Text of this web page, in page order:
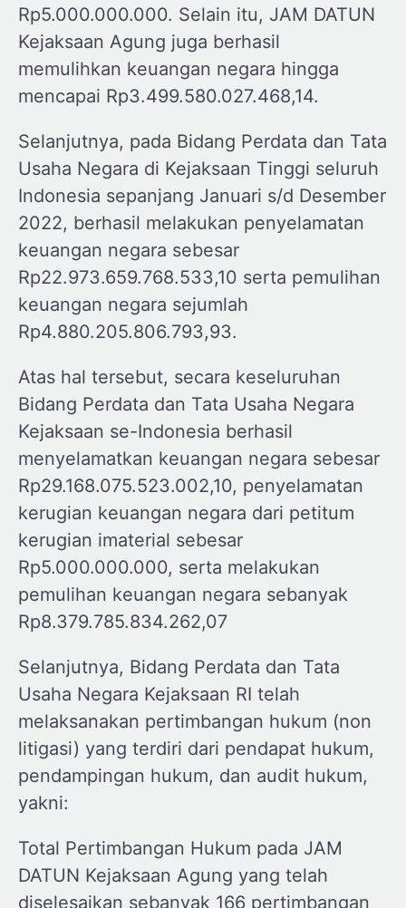
Rp5.000.000.000. Selain itu, JAM DATUN
Kejaksaan Agung juga berhasil
memulihkan keuangan negara hingga
mencapai Rp3.499.580.027.468,14.
Selanjutnya, pada Bidang Perdata dan Tata
Usaha Negara di Kejaksaan Tinggi seluruh
Indonesia sepanjang Januari s/d Desember
2022, berhasil melakukan penyelamatan
keuangan negara sebesar
Rp22.973.659.768.533,10 serta pemulihan
keuangan negara sejumlah
Rp4.880.205.806.793,93.
Atas hal tersebut, secara keseluruhan
Bidang Perdata dan Tata Usaha Negara
Kejaksaan se-Indonesia berhasil
menyelamatkan keuangan negara sebesar
Rp29.168.075.523.002,10, penyelamatan
kerugian keuangan negara dari petitum
kerugian imaterial sebesar
Rp5.000.000.000, serta melakukan
pemulihan keuangan negara sebanyak
Rp8.379.785.834.262,07
Selanjutnya, Bidang Perdata dan Tata
Usaha Negara Kejaksaan RI telah
melaksanakan pertimbangan hukum (non
litigasi) yang terdiri dari pendapat hukum,
pendampingan hukum, dan audit hukum,
yakni:
Total Pertimbangan Hukum pada JAM
DATUN Kejaksaan Agung yang telah
diselesaikan sebanyak 166 pertimbangan